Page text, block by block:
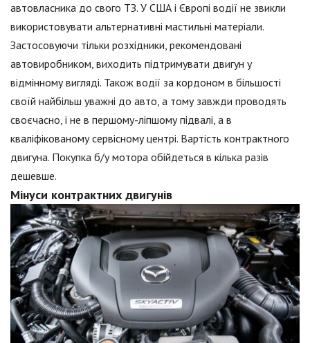
автовласника до свого ТЗ. У США і Європі водії не звикли
використовувати альтернативні мастильні матеріали.
Застосовуючи тільки розхідники, рекомендовані
автовиробником, виходить підтримувати двигун у
відмінному вигляді. Також водії за кордоном в більшості
своїй найбільш уважні до авто, а тому завжди проводять
своєчасно, і не в першому-ліпшому підвалі, а в
кваліфікованому сервісному центрі. Вартість контрактного
двигуна. Покупка б/у мотора обійдеться в кілька разів
дешевше.
Мінуси контрактних двигунів